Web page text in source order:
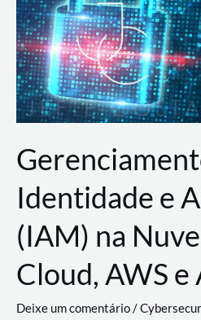
Operações
Identidade e
(IAM) na
Cloud, AWS e
Deixe um comentário/